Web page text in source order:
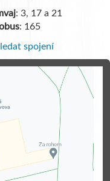
: 3, 17 a 21
: 165
spojení